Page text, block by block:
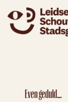
Even geduld...